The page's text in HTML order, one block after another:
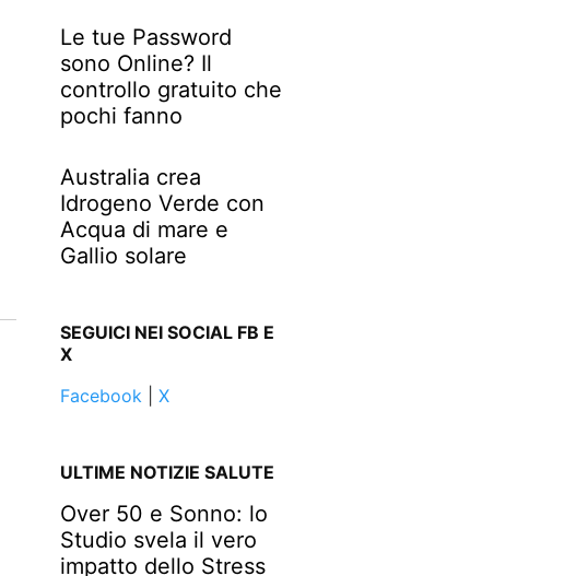
Le tue Password
sono Online? Il
controllo gratuito che
pochi fanno
Australia crea
Idrogeno Verde con
Acqua di mare e
Gallio solare
SEGUICI NEI SOCIAL FB E
X
Facebook| X
ULTIME NOTIZIE SALUTE
Over 50 e Sonno: lo
Studio svela il vero
impatto dello Stress